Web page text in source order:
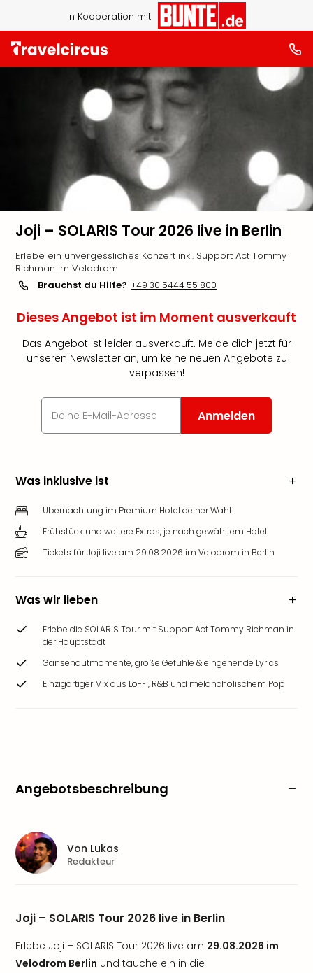
in Kooperation mit
Joji – SOLARIS Tour 2026 live in Berlin
Erlebe ein unvergessliches Konzert inkl. Support Act Tommy
Richman im Velodrom
Brauchst du Hilfe? +49 30 5444 55 800
Dieses Angebot ist im Moment ausverkauft
Das Angebot ist leider ausverkauft. Melde dich jetzt für
unseren Newsletter an, um keine neuen Angebote zu
verpassen!
Anmelden
Was inklusive ist
Übernachtung im Premium Hotel deiner Wahl
Frühstück und weitere Extras, je nach gewähltem Hotel
Tickets für Joji live am 29.08.2026 im Velodrom in Berlin
Was wir lieben
Erlebe die SOLARIS Tour mit Support Act Tommy Richman in
der Hauptstadt
Gänsehautmomente, große Gefühle & eingehende Lyrics
Einzigartiger Mix aus Lo-Fi, R&B und melancholischem Pop
Angebotsbeschreibung
Joji – SOLARIS Tour 2026 live in Berlin
Erlebe Joji – SOLARIS Tour 2026 live am 29.08.2026 im
Velodrom Berlin und tauche ein in die
Von Lukas
Redakteur